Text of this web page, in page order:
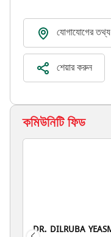
যোগাযোগের তথ্য
শেয়ার করুন
কমিউনিটি ফিড